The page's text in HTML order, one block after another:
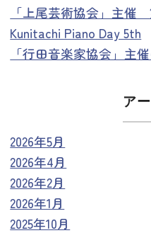
「上尾芸術協会」主
Kunitachi Piano Day 5th
「行田音楽家協会」主
ア
2026年5月
2026年4月
2026年2月
2026年1月
2025年10月